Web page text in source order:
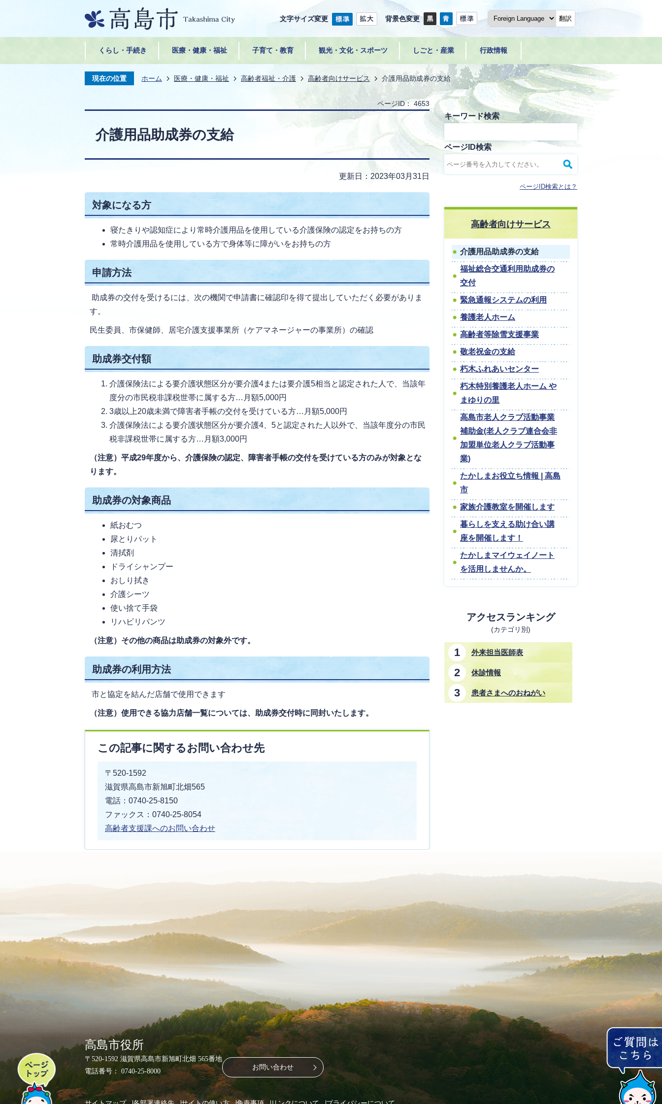
文字サイズ変更 背景色変更 翻訳
くらし・手続き 医療・健康・福祉 子育て・教育 観光・文化・スポーツ しごと・産業 行政情報
現在の位置 ホーム 医療・健康・福祉 高齢者福祉・介護 高齢者向けサービス 介護用品助成券の支給
ページID： 4653
介護用品助成券の支給
更新日：2023年03月31日
対象になる方
寝たきりや認知症により常時介護用品を使用している介護保険の認定をお持ちの方
常時介護用品を使用している方で身体等に障がいをお持ちの方
申請方法
助成券の交付を受けるには、次の機関で申請書に確認印を得て提出していただく必要がありま
す。
民生委員、市保健師、居宅介護支援事業所（ケアマネージャーの事業所）の確認
助成券交付額
介護保険法による要介護状態区分が要介護4または要介護5相当と認定された人で、当該年
度分の市民税非課税世帯に属する方…月額5,000円
3歳以上20歳未満で障害者手帳の交付を受けている方…月額5,000円
介護保険法による要介護状態区分が要介護4、5と認定された人以外で、当該年度分の市民
税非課税世帯に属する方…月額3,000円
（注意）平成29年度から、介護保険の認定、障害者手帳の交付を受けている方のみが対象とな
ります。
助成券の対象商品
紙おむつ
尿とりパット
清拭剤
ドライシャンプー
おしり拭き
介護シーツ
使い捨て手袋
リハビリパンツ
（注意）その他の商品は助成券の対象外です。
助成券の利用方法
市と協定を結んだ店舗で使用できます
（注意）使用できる協力店舗一覧については、助成券交付時に同封いたします。
この記事に関するお問い合わせ先
〒520-1592
滋賀県高島市新旭町北畑565
電話：0740-25-8150
ファックス：0740-25-8054
高齢者支援課へのお問い合わせ
キーワード検索
ページID検索
ページID検索とは？
高齢者向けサービス
介護用品助成券の支給
福祉総合交通利用助成券の
交付
緊急通報システムの利用
養護老人ホーム
高齢者等除雪支援事業
敬老祝金の支給
朽木ふれあいセンター
朽木特別養護老人ホーム や
まゆりの里
高島市老人クラブ活動事業
補助金(老人クラブ連合会非
加盟単位老人クラブ活動事
業)
たかしまお役立ち情報 | 高島
市
家族介護教室を開催します
暮らしを支える助け合い講
座を開催します！
たかしまマイウェイノート
を活用しませんか。
アクセスランキング
(カテゴリ別)
外来担当医師表
休診情報
患者さまへのおねがい
ペ
ー
ジ
ト
高島市役所
〒520-1592 滋賀県高島市新旭町北畑 565番地
電話番号： 0740-25-8000
お問い合わせ